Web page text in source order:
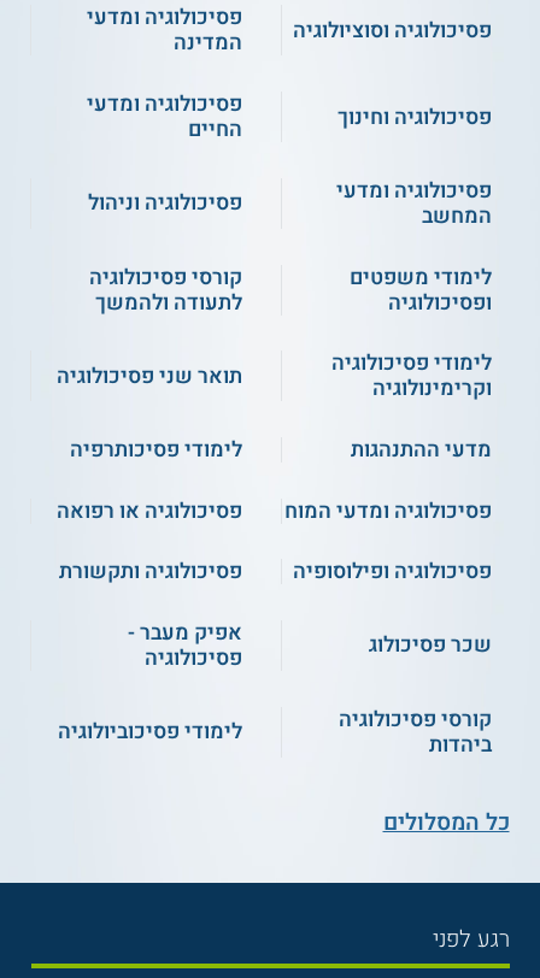
פסיכולוגיה וסוציולוגיה
פסיכולוגיה ומדעי
המדינה
פסיכולוגיה וחינוך
פסיכולוגיה ומדעי
החיים
פסיכולוגיה ומדעי
המחשב
פסיכולוגיה וניהול
לימודי משפטים
ופסיכולוגיה
קורסי פסיכולוגיה
לתעודה ולהמשך
לימודי פסיכולוגיה
וקרימינולוגיה
תואר שני פסיכולוגיה
מדעי ההתנהגות
לימודי פסיכותרפיה
פסיכולוגיה ומדעי המוח
פסיכולוגיה או רפואה
פסיכולוגיה ופילוסופיה
פסיכולוגיה ותקשורת
שכר פסיכולוג
אפיק מעבר -
פסיכולוגיה
קורסי פסיכולוגיה
ביהדות
לימודי פסיכוביולוגיה
כל המסלולים
רגע לפני